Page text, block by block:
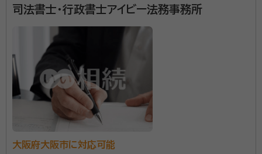
事務所所長 自立型学習コミュニティTORUS住之江公園校 ヒューマン
アカデミー堺深阪教室 教室長
事務所口コミ（抜粋）：
満足度 5.0
相続について、ご不明な点がないように、わかりやすく
丁寧にご案内させて頂きます。相続手続きに関して、不
安なことも多いかと思いますが、何でもご質問頂けるよ
司法書士・行政書士アイビー法務事務所
大阪府大阪市に対応可能